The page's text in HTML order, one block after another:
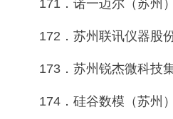
171．诺一迈尔（苏州
172．苏州联讯仪器股
173．苏州锐杰微科技
174．硅谷数模（苏州